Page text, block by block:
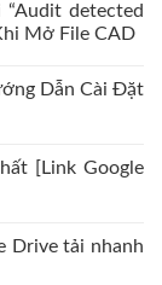
detected
Mở File CAD
Dẫn Cài Đặt
[Link Google
Drive tải nhanh